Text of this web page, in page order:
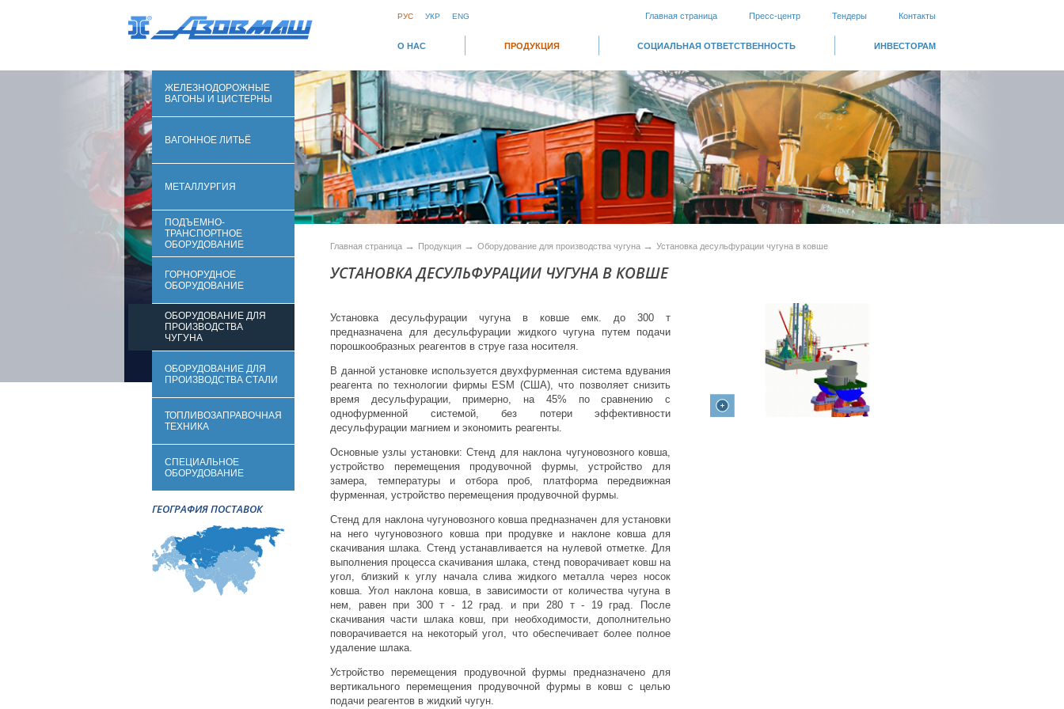
РУС УКР ENG Главная страница Пресс-центр Тендеры Контакты
О НАС ПРОДУКЦИЯ СОЦИАЛЬНАЯ ОТВЕТСТВЕННОСТЬ ИНВЕСТОРАМ
ЖЕЛЕЗНОДОРОЖНЫЕ
ВАГОНЫ И ЦИСТЕРНЫ
ВАГОННОЕ ЛИТЬЁ
МЕТАЛЛУРГИЯ
ПОДЪЕМНО-
ТРАНСПОРТНОЕ
ОБОРУДОВАНИЕ
ГОРНОРУДНОЕ
ОБОРУДОВАНИЕ
ОБОРУДОВАНИЕ ДЛЯ
ПРОИЗВОДСТВА
ЧУГУНА
ОБОРУДОВАНИЕ ДЛЯ
ПРОИЗВОДСТВА СТАЛИ
ТОПЛИВОЗАПРАВОЧНАЯ
ТЕХНИКА
СПЕЦИАЛЬНОЕ
ОБОРУДОВАНИЕ
ГЕОГРАФИЯ ПОСТАВОК
Главная страница → Продукция → Оборудование для производства чугуна → Установка десульфурации чугуна в ковше
УСТАНОВКА ДЕСУЛЬФУРАЦИИ ЧУГУНА В КОВШЕ
Установка десульфурации чугуна в ковше емк. до 300 т
предназначена для десульфурации жидкого чугуна путем подачи
порошкообразных реагентов в струе газа носителя.
В данной установке используется двухфурменная система вдувания
реагента по технологии фирмы ESM (США), что позволяет снизить
время десульфурации, примерно, на 45% по сравнению с
однофурменной системой, без потери эффективности
десульфурации магнием и экономить реагенты.
Основные узлы установки: Стенд для наклона чугуновозного ковша,
устройство перемещения продувочной фурмы, устройство для
замера, температуры и отбора проб, платформа передвижная
фурменная, устройство перемещения продувочной фурмы.
Стенд для наклона чугуновозного ковша предназначен для установки
на него чугуновозного ковша при продувке и наклоне ковша для
скачивания шлака. Стенд устанавливается на нулевой отметке. Для
выполнения процесса скачивания шлака, стенд поворачивает ковш на
угол, близкий к углу начала слива жидкого металла через носок
ковша. Угол наклона ковша, в зависимости от количества чугуна в
нем, равен при 300 т - 12 град. и при 280 т - 19 град. После
скачивания части шлака ковш, при необходимости, дополнительно
поворачивается на некоторый угол, что обеспечивает более полное
удаление шлака.
Устройство перемещения продувочной фурмы предназначено для
вертикального перемещения продувочной фурмы в ковш с целью
подачи реагентов в жидкий чугун.